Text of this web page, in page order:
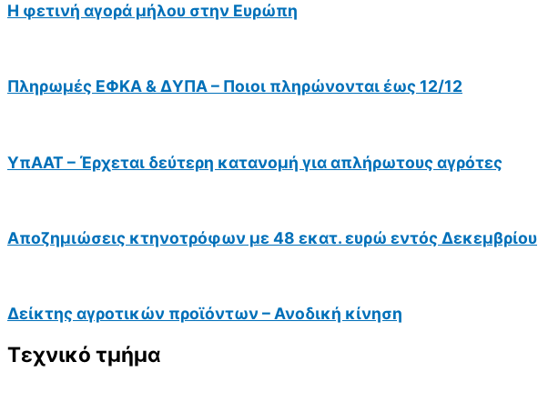
Η φετινή αγορά μήλου στην Ευρώπη
Πληρωμές ΕΦΚΑ & ΔΥΠΑ – Ποιοι πληρώνονται έως 12/12
ΥπΑΑΤ – Έρχεται δεύτερη κατανομή για απλήρωτους αγρότες
Αποζημιώσεις κτηνοτρόφων με 48 εκατ. ευρώ εντός Δεκεμβρίου
Δείκτης αγροτικών προϊόντων – Ανοδική κίνηση
Τεχνικό τμήμα